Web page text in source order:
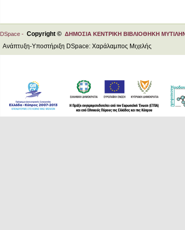
DSpace - Copyright © ΔΗΜΟΣΙΑ ΚΕΝΤΡΙΚΗ ΒΙΒΛΙΟΘΗΚΗ
Ανάπτυξη-Υποστήριξη DSpace: Χαράλαμπος Μιχελής